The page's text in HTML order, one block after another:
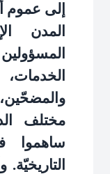
إلى عموم
المدن
مختلف
ساهموا